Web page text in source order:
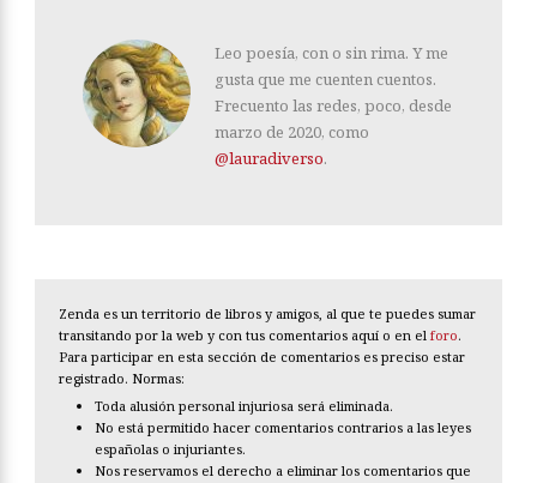
Leo poesía, con o sin rima. Y me
gusta que me cuenten cuentos.
Frecuento las redes, poco, desde
marzo de 2020, como
@lauradiverso.
Zenda es un territorio de libros y amigos, al que te puedes sumar
transitando por la web y con tus comentarios aquí o en el foro.
Para participar en esta sección de comentarios es preciso estar
registrado. Normas:
Toda alusión personal injuriosa será eliminada.
No está permitido hacer comentarios contrarios a las leyes
españolas o injuriantes.
Nos reservamos el derecho a eliminar los comentarios que